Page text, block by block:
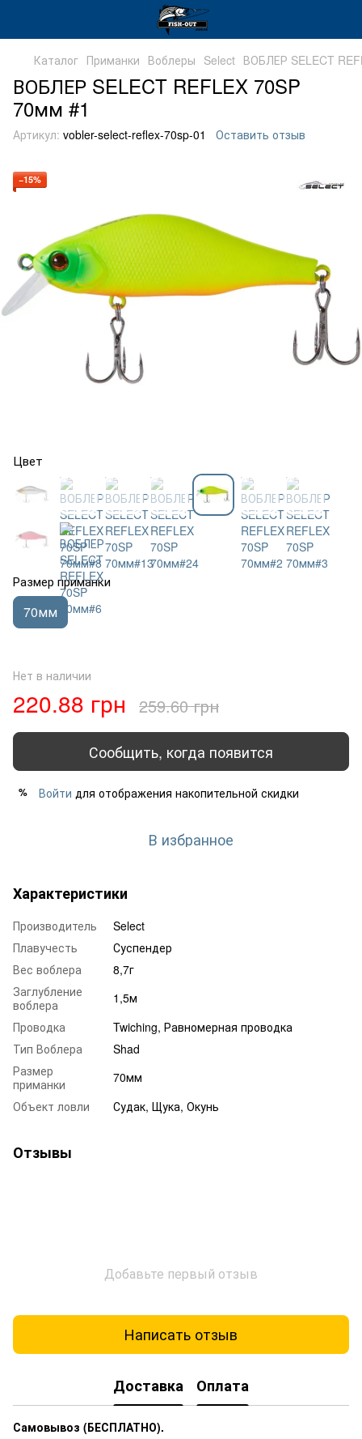
Каталог Приманки Воблеры Select ВОБЛЕР SELECT
ВОБЛЕР SELECT REFLEX 70SP
70мм #1
Артикул: vobler-select-reflex-70sp-01 Оставить отзыв
−15%
Цвет
Размер приманки
70мм
Нет в наличии
220.88 грн 259.60 грн
Сообщить, когда появится
% Войти для отображения накопительной скидки
В избранное
Характеристики
Производитель
Select
Плавучесть
Суспендер
Вес воблера
8,7г
Заглубление
воблера
1,5м
Проводка
Twiching, Равномерная проводка
Тип Воблера
Shad
Размер
приманки
70мм
Объект ловли
Судак, Щука, Окунь
Отзывы
Добавьте первый отзыв
Написать отзыв
Доставка Оплата
Самовывоз (БЕСПЛАТНО).